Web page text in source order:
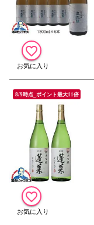
8/9時点_ポイント最大11倍